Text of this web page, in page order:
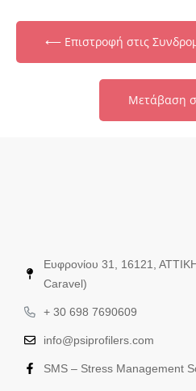
⟵ Επιστροφή στις
Μετάβαση
Ευφρονίου 31, 16121,
Caravel)
+ 30 698 7690609
info@psiprofilers.com
SMS – Stress Management